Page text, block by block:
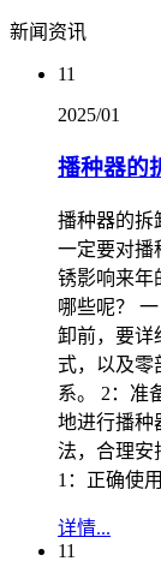
新闻资讯
11
2025/01
播种器的
播种器的拆
一定要对播
锈影响来年
哪些呢？
卸前，要详
式，以及零
系。 2：准
地进行播种
法，合理安
1：正确使
详情...
11